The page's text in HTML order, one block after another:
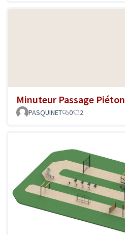
Minuteur Passage Piéton
PASQUINET
0 2